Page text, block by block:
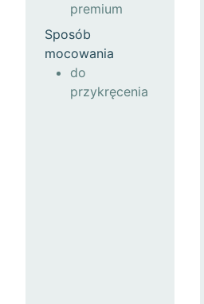
premium
Sposób
mocowania
do
przykręcenia